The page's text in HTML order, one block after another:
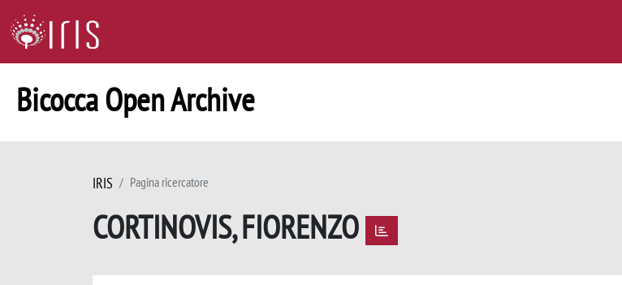
Bicocca Open Archive
IRIS Pagina ricercatore
CORTINOVIS, FIORENZO